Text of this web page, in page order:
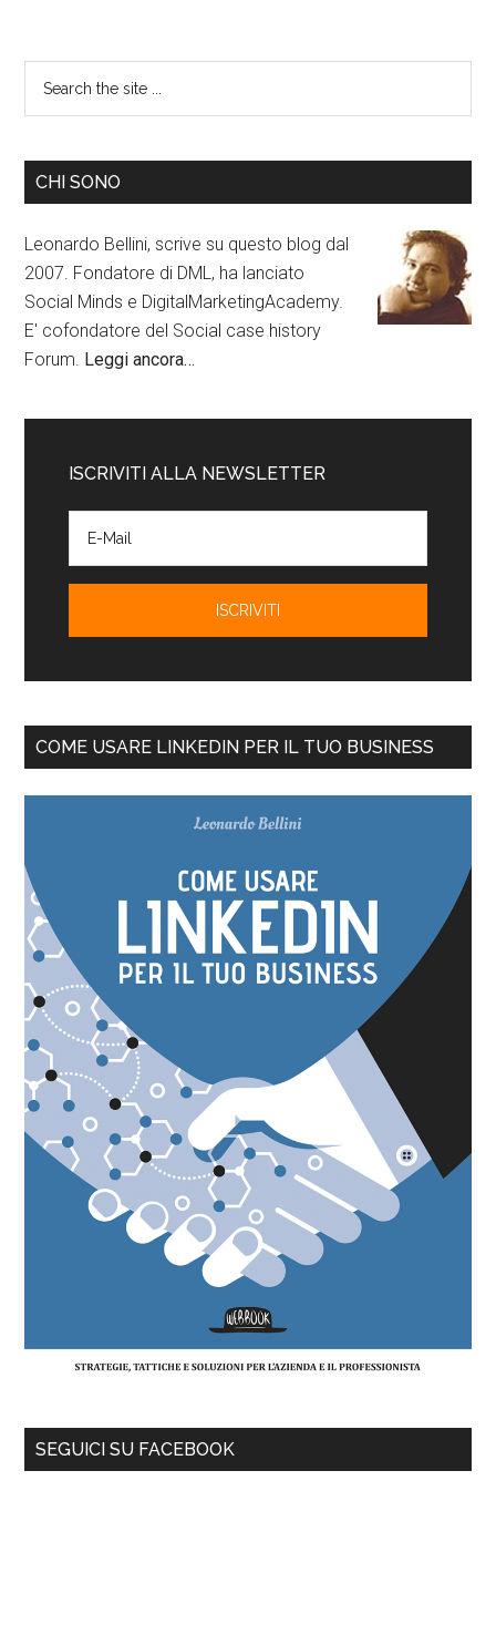
CHI SONO
Leonardo Bellini, scrive su questo blog dal
2007. Fondatore di DML, ha lanciato
Social Minds e DigitalMarketingAcademy.
E' cofondatore del Social case history
Forum. Leggi ancora…
ISCRIVITI ALLA NEWSLETTER
COME USARE LINKEDIN PER IL TUO BUSINESS
SEGUICI SU FACEBOOK